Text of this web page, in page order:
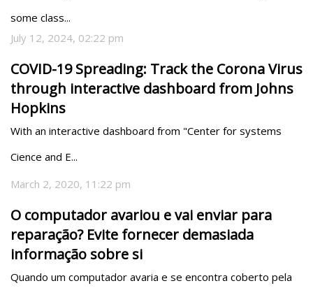
some class...
July 12, 2024, 02:22 pm
COVID-19 Spreading: Track the Corona Virus
through interactive dashboard from Johns
Hopkins
With an interactive dashboard from "Center for systems
Cience and E...
March 2, 2020, 11:22 pm
O computador avariou e vai enviar para
reparação? Evite fornecer demasiada
informação sobre si
Quando um computador avaria e se encontra coberto pela